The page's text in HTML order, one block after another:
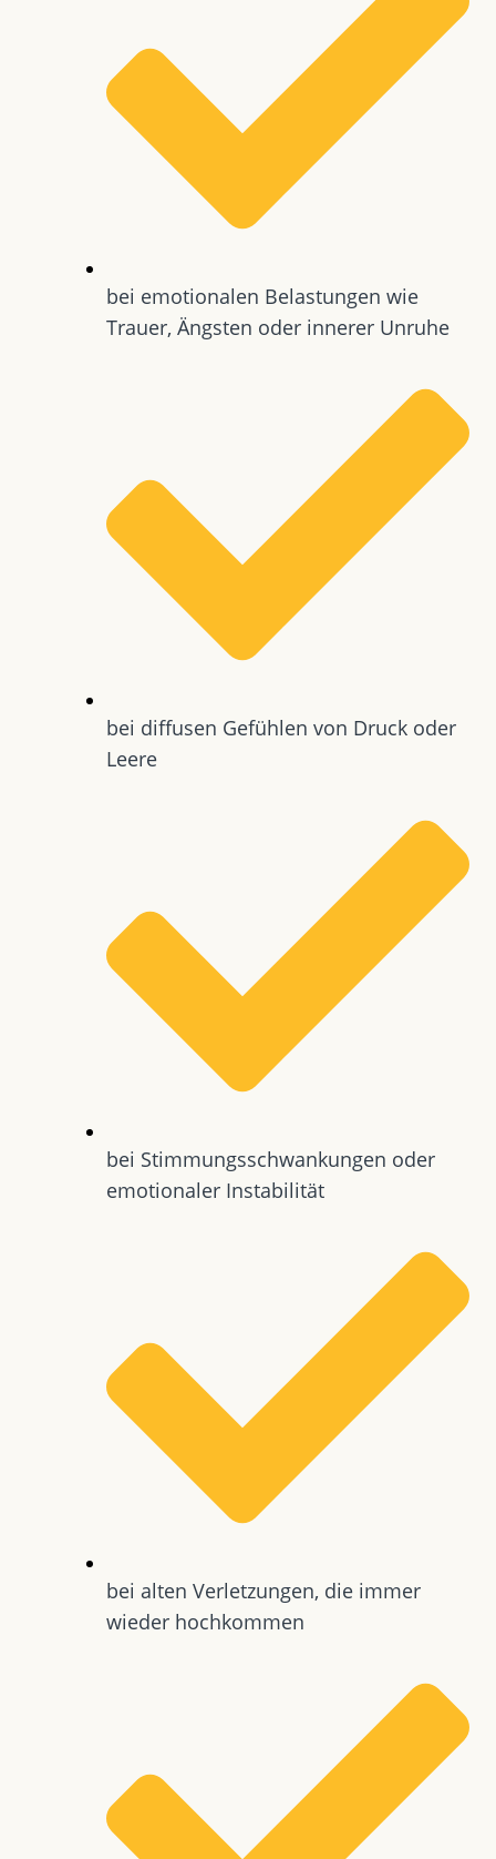
bei emotionalen Belastungen wie
Trauer, Ängsten oder innerer Unruhe
bei diffusen Gefühlen von Druck oder
Leere
bei Stimmungsschwankungen oder
emotionaler Instabilität
bei alten Verletzungen, die immer
wieder hochkommen